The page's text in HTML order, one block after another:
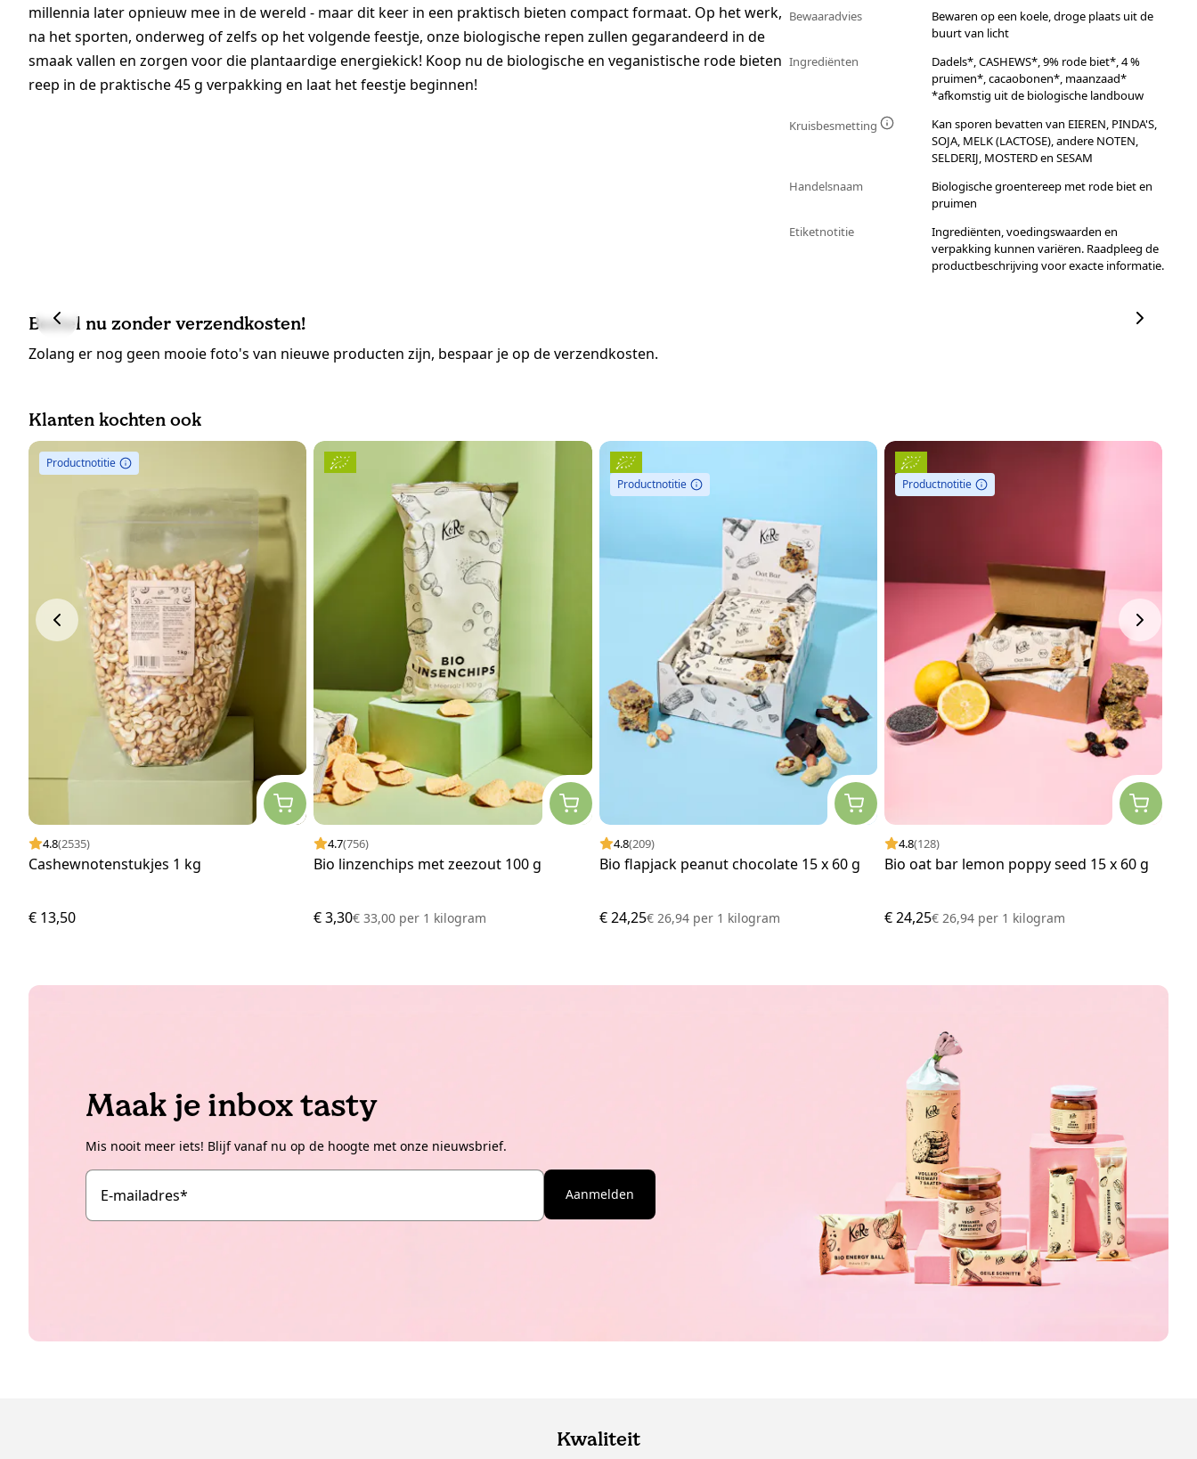
millennia later opnieuw mee in de wereld - maar dit keer in een praktisch bieten compact formaat. Op het werk,
na het sporten, onderweg of zelfs op het volgende feestje, onze biologische repen zullen gegarandeerd in de
smaak vallen en zorgen voor die plantaardige energiekick! Koop nu de biologische en veganistische rode bieten
reep in de praktische 45 g verpakking en laat het feestje beginnen!
Bewaaradvies
Bewaren op een koele, droge plaats uit de
buurt van licht
Ingrediënten
Dadels*, CASHEWS*, 9% rode biet*, 4 %
pruimen*, cacaobonen*, maanzaad*
*afkomstig uit de biologische landbouw
Kruisbesmetting
Kan sporen bevatten van EIEREN, PINDA'S,
SOJA, MELK (LACTOSE), andere NOTEN,
SELDERIJ, MOSTERD en SESAM
Handelsnaam
Biologische groentereep met rode biet en
pruimen
Etiketnotitie
Ingrediënten, voedingswaarden en
verpakking kunnen variëren. Raadpleeg de
productbeschrijving voor exacte informatie.
Bestel nu zonder verzendkosten!
Zolang er nog geen mooie foto's van nieuwe producten zijn, bespaar je op de verzendkosten.
Klanten kochten ook
Productnotitie
4.8(2535)
Cashewnotenstukjes 1 kg
€ 13,50
4.7(756)
Bio linzenchips met zeezout 100 g
€ 3,30€ 33,00 per 1 kilogram
Productnotitie
4.8(209)
Bio flapjack peanut chocolate 15 x 60 g
€ 24,25€ 26,94 per1 kilogram
Productnotitie
4.8(128)
Bio oat bar lemon poppy seed 15 x 60 g
€ 24,25€ 26,94 per1 kilogram
Maak je inbox tasty
Mis nooit meer iets! Blijf vanaf nu op de hoogte met onze nieuwsbrief.
E-mailadres* Aanmelden
Kwaliteit